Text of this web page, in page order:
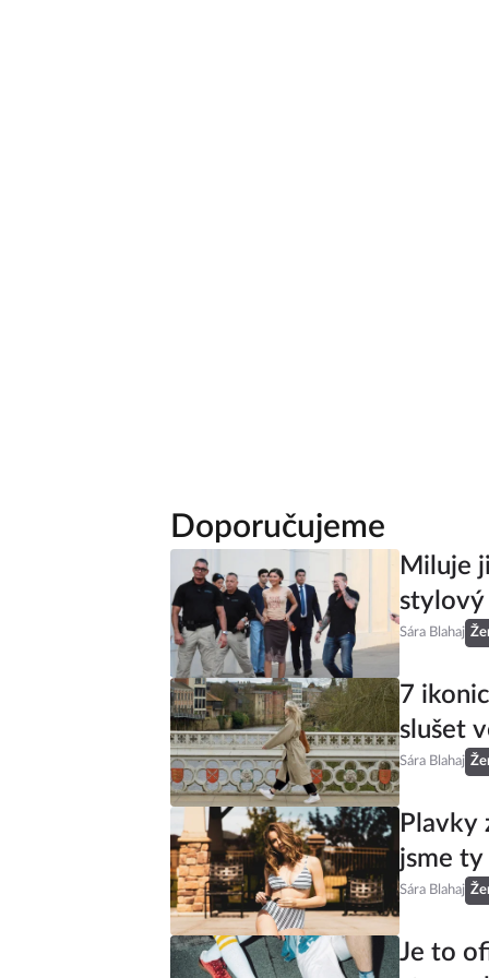
Doporučujeme
Miluje
stylový
Sára Blahaj
7
slušet
Sára Blahaj
Plavky
jsme
Sára Blahaj
Je to